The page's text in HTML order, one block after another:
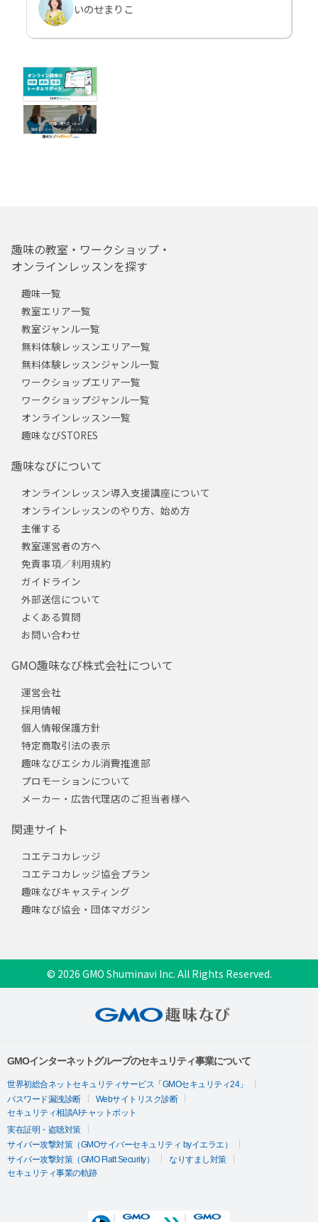
いのせまりこ
趣味の教室・ワークショップ・
オンラインレッスンを探す
趣味一覧
教室エリア一覧
教室ジャンル一覧
無料体験レッスンエリア一覧
無料体験レッスンジャンル一覧
ワークショップエリア一覧
ワークショップジャンル一覧
オンラインレッスン一覧
趣味なびSTORES
趣味なびについて
オンラインレッスン導入支援講座について
オンラインレッスンのやり方、始め方
主催する
教室運営者の方へ
免責事項／利用規約
ガイドライン
外部送信について
よくある質問
お問い合わせ
GMO趣味なび株式会社について
運営会社
採用情報
個人情報保護方針
特定商取引法の表示
趣味なびエシカル消費推進部
プロモーションについて
メーカー・広告代理店のご担当者様へ
関連サイト
コエテコカレッジ
コエテコカレッジ協会プラン
趣味なびキャスティング
趣味なび協会・団体マガジン
© 2026 GMO Shuminavi Inc. All Rights Reserved.